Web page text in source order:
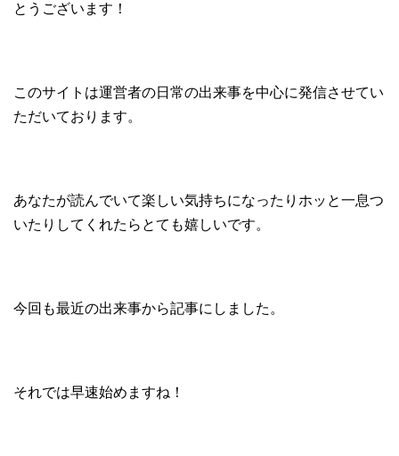
とうございます！
このサイトは運営者の日常の出来事を中心に発信させてい
ただいております。
あなたが読んでいて楽しい気持ちになったりホッと一息つ
いたりしてくれたらとても嬉しいです。
今回も最近の出来事から記事にしました。
それでは早速始めますね！